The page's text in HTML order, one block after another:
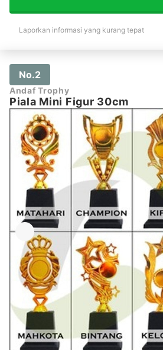
Laporkan informasi yang kurang tepat
No.2
Andaf Trophy
Piala Mini Figur 30cm